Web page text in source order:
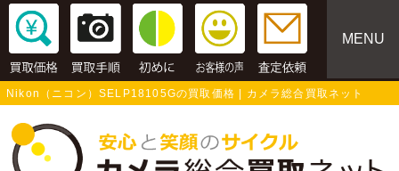
MENU
Nikon（ニコン）SELP18105Gの買取価格 | カメラ総合買取ネット